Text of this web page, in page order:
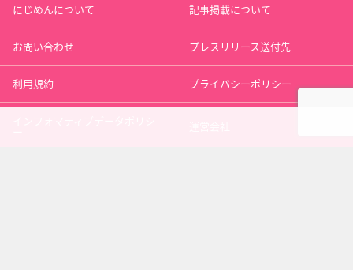
にじめんについて 記事掲載について
お問い合わせ プレスリリース送付先
利用規約 プライバシーポリシー